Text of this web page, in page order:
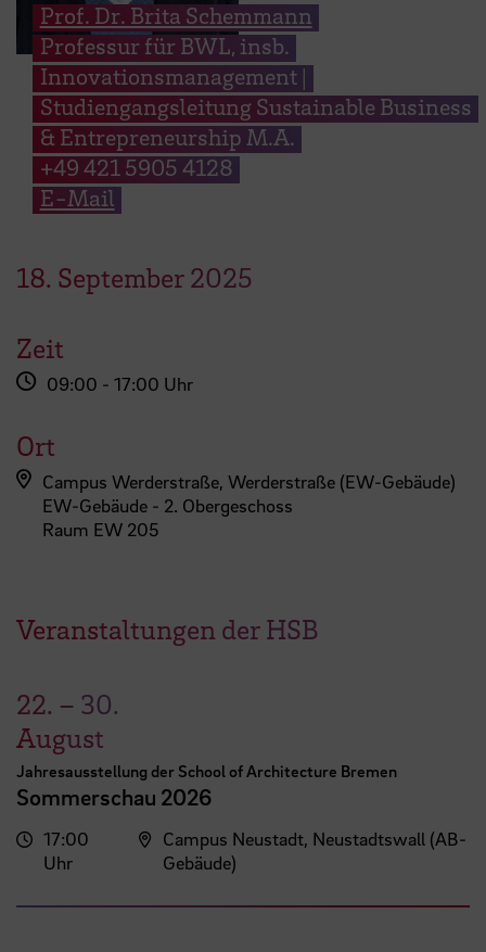
Prof. Dr. Brita Schemmann
Professur für BWL, insb.
Innovationsmanagement |
Studiengangsleitung Sustainable Business
& Entrepreneurship M.A.
+49 421 5905 4128
E-Mail
18. September2025
Zeit
09:00 - 17:00 Uhr
Ort
Campus Werderstraße, Werderstraße (EW-Gebäude)
EW-Gebäude - 2. Obergeschoss
Raum EW 205
Veranstaltungen der HSB
22. – 30.
August
Jahresausstellung der School of Architecture Bremen
Sommerschau 2026
17:00
Uhr
Campus Neustadt, Neustadtswall (AB-
Gebäude)